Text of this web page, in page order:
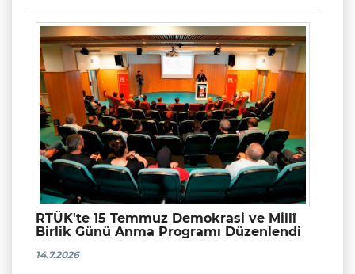
RTÜK'te 15 Temmuz Demokrasi ve Millî
Birlik Günü Anma Programı Düzenlendi
14.7.2026